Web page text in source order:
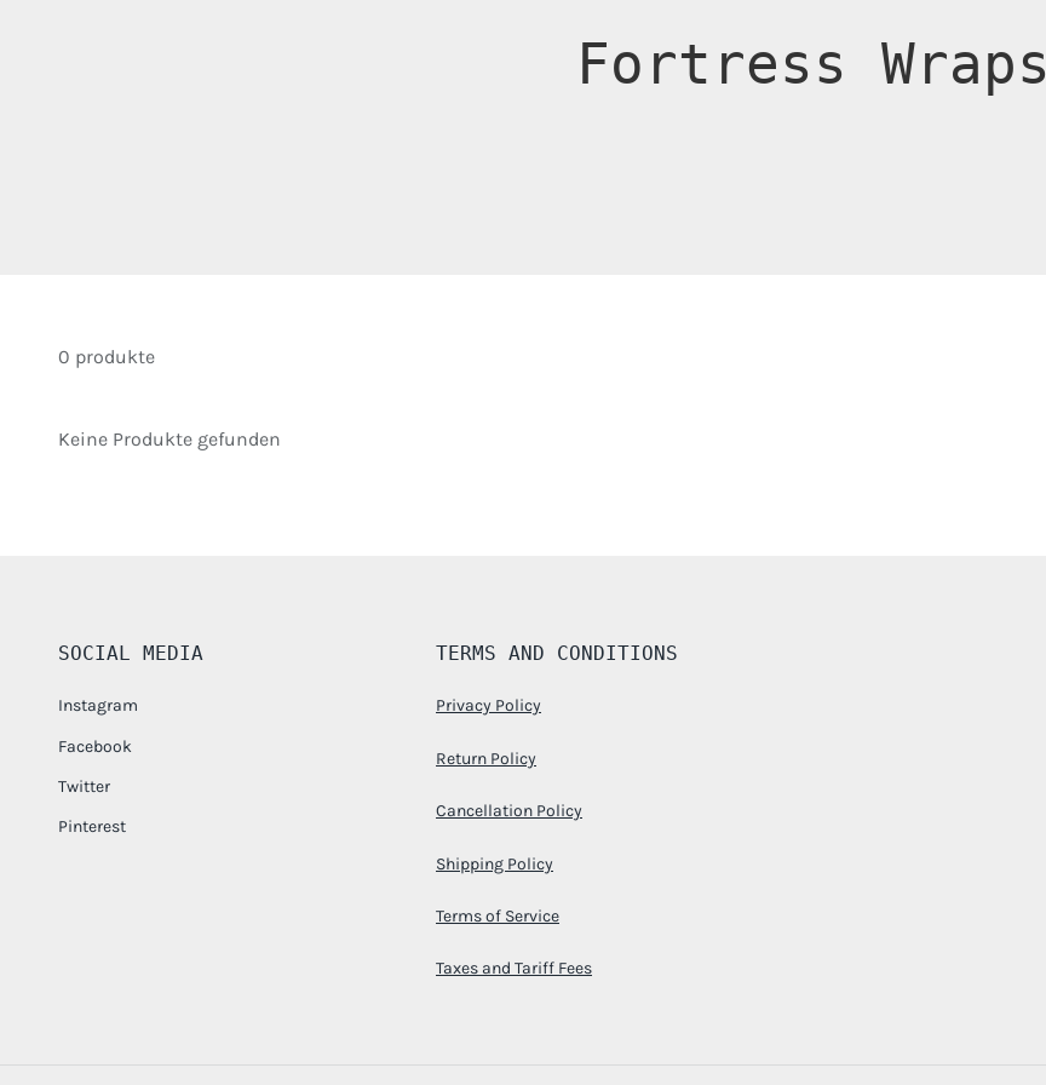
Fortress Wraps
0 produkte
Keine Produkte gefunden
SOCIAL MEDIA
Instagram
Facebook
Twitter
Pinterest
TERMS AND CONDITIONS
Privacy Policy
Return Policy
Cancellation Policy
Shipping Policy
Terms of Service
Taxes and Tariff Fees